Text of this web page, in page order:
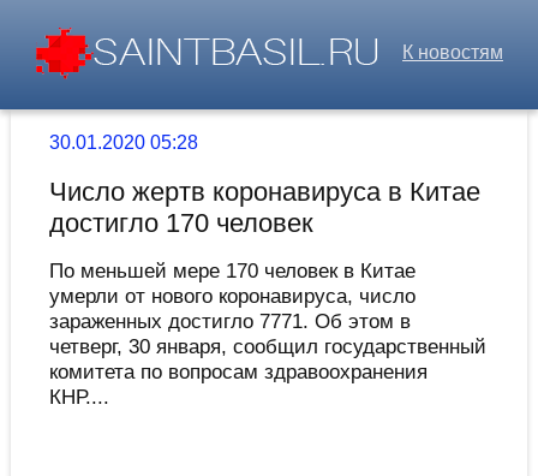
К новостям
30.01.2020 05:28
Число жертв коронавируса в Китае
достигло 170 человек
По меньшей мере 170 человек в Китае
умерли от нового коронавируса, число
зараженных достигло 7771. Об этом в
четверг, 30 января, сообщил государственный
комитета по вопросам здравоохранения
КНР....